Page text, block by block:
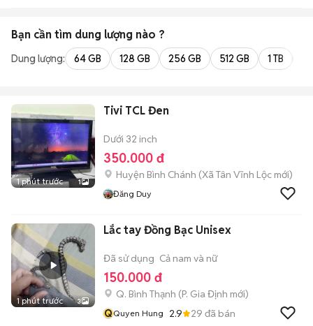
Bạn cần tìm dung lượng nào ?
Dung lượng: 64 GB 128 GB 256 GB 512 GB 1 TB
1 phút trước 1
Tivi TCL Đen
Dưới 32 inch
350.000 đ
Huyện Bình Chánh (Xã Tân Vĩnh Lộc mới)
Đăng Duy
1 phút trước 3
Lắc tay Đồng Bạc Unisex
Đã sử dụng Cả nam và nữ
150.000 đ
Q. Bình Thạnh (P. Gia Định mới)
QQuyen Hung 2.9 29 đã bán